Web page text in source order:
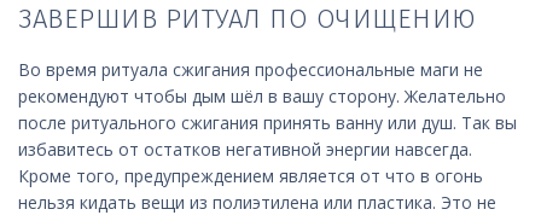
ЗАВЕРШИВ РИТУАЛ ПО ОЧИЩЕНИЮ
Во время ритуала сжигания профессиональные маги не
рекомендуют чтобы дым шёл в вашу сторону. Желательно
после ритуального сжигания принять ванну или душ. Так вы
избавитесь от остатков негативной энергии навсегда.
Кроме того, предупреждением является от что в огонь
нельзя кидать вещи из полиэтилена или пластика. Это не